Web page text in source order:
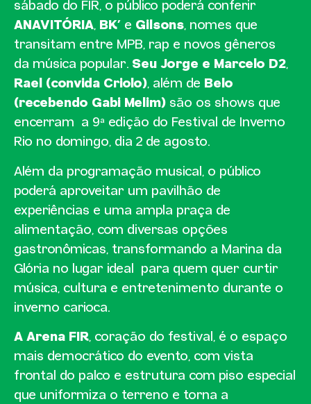
sábado do FIR, o público poderá conferir
ANAVITÓRIA, BK’ e Gilsons, nomes que
transitam entre MPB, rap e novos gêneros
da música popular. Seu Jorge e Marcelo D2,
Rael (convida Criolo), além de Belo
(recebendo Gabi Melim) são os shows que
encerram a 9ª edição do Festival de Inverno
Rio no domingo, dia 2 de agosto.
Além da programação musical, o público
poderá aproveitar um pavilhão de
experiências e uma ampla praça de
alimentação, com diversas opções
gastronômicas, transformando a Marina da
Glória no lugar ideal para quem quer curtir
música, cultura e entretenimento durante o
inverno carioca.
A Arena FIR, coração do festival, é o espaço
mais democrático do evento, com vista
frontal do palco e estrutura com piso especial
que uniformiza o terreno e torna a